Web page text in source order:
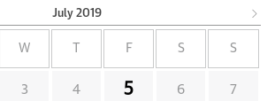
July 2019
W F S S
3 4 5 6 7